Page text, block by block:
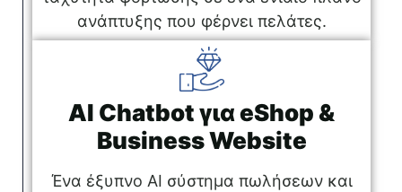
ανάπτυξης που φέρνει πελάτες.
AI Chatbot για eShop &
Business Website
Ένα έξυπνο AI σύστημα πωλήσεων και